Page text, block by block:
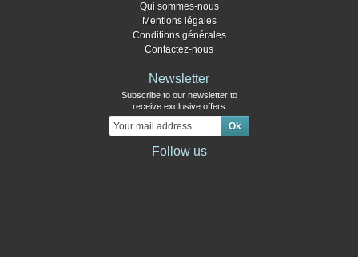
Qui sommes-nous
Mentions légales
Conditions générales
Contactez-nous
Newsletter
Subscribe to our newsletter to
receive exclusive offers
Follow us